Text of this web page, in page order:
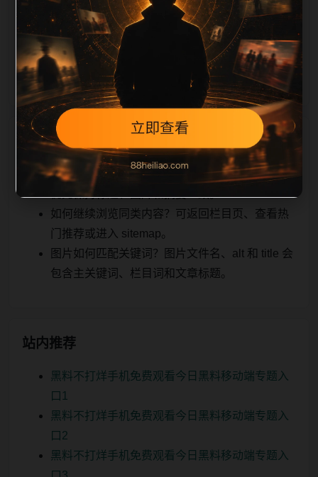
加入常见问题和站内推荐，帮助用户从一个入口跳转到
同类页面、专题合集和热榜内容，提升停留时间和页面
可抓取性。第4条内容作为初始建设页，重点承担栏目
深度补齐、内链结构完善和后续采集归类的承接作用。
相关问题
实时更新后续如何更新？每日按主题少量补充，
优先保持标题、图片和摘要一致。
如何继续浏览同类内容？可返回栏目页、查看热
门推荐或进入 sitemap。
图片如何匹配关键词？图片文件名、alt 和 title 会
包含主关键词、栏目词和文章标题。
站内推荐
黑料不打烊手机免费观看今日黑料移动端专题入
口1
黑料不打烊手机免费观看今日黑料移动端专题入
口2
黑料不打烊手机免费观看今日黑料移动端专题入